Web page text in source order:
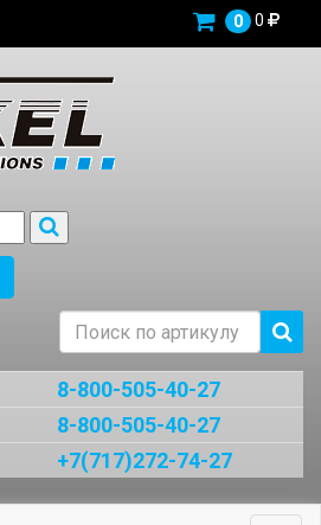
0 0
8-800-505-40-27
8-800-505-40-27
+7(717)272-74-27